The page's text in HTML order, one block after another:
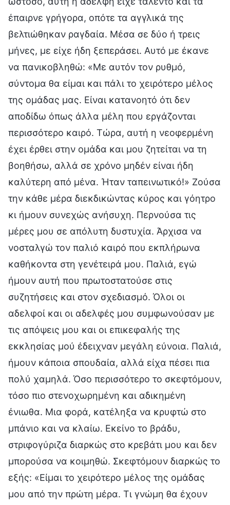
έπαιρνε γρήγορα, οπότε τα αγγλικά της
βελτιώθηκαν ραγδαία. Μέσα σε δύο ή τρεις
μήνες, με είχε ήδη ξεπεράσει. Αυτό με έκανε
να πανικοβληθώ: «Με αυτόν τον ρυθμό,
σύντομα θα είμαι και πάλι το χειρότερο μέλος
της ομάδας μας. Είναι κατανοητό ότι δεν
αποδίδω όπως άλλα μέλη που εργάζονται
περισσότερο καιρό. Τώρα, αυτή η νεοφερμένη
έχει έρθει στην ομάδα και μου ζητείται να τη
βοηθήσω, αλλά σε χρόνο μηδέν είναι ήδη
καλύτερη από μένα. Ήταν ταπεινωτικό!» Ζούσα
την κάθε μέρα διεκδικώντας κύρος και γόητρο
κι ήμουν συνεχώς ανήσυχη. Περνούσα τις
μέρες μου σε απόλυτη δυστυχία. Άρχισα να
νοσταλγώ τον παλιό καιρό που εκπλήρωνα
καθήκοντα στη γενέτειρά μου. Παλιά, εγώ
ήμουν αυτή που πρωτοστατούσε στις
συζητήσεις και στον σχεδιασμό. Όλοι οι
αδελφοί και οι αδελφές μου συμφωνούσαν με
τις απόψεις μου και οι επικεφαλής της
εκκλησίας μού έδειχναν μεγάλη εύνοια. Παλιά,
ήμουν κάποια σπουδαία, αλλά είχα πέσει πια
πολύ χαμηλά. Όσο περισσότερο το σκεφτόμουν,
τόσο πιο στενοχωρημένη και αδικημένη
ένιωθα. Μια φορά, κατέληξα να κρυφτώ στο
μπάνιο και να κλαίω. Εκείνο το βράδυ,
στριφογύριζα διαρκώς στο κρεβάτι μου και δεν
μπορούσα να κοιμηθώ. Σκεφτόμουν διαρκώς το
εξής: «Είμαι το χειρότερο μέλος της ομάδας
μου από την πρώτη μέρα. Τι γνώμη θα έχουν